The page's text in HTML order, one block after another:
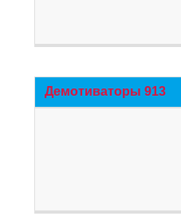
Демотиваторы 913